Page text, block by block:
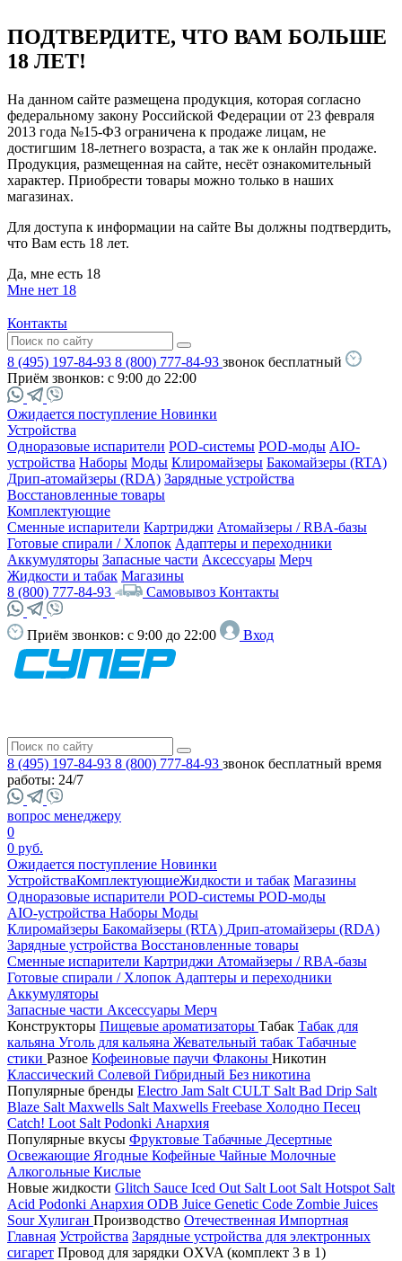
ПОДТВЕРДИТЕ, ЧТО ВАМ БОЛЬШЕ
18 ЛЕТ!
На данном сайте размещена продукция, которая согласно
федеральному закону Российской Федерации от 23 февраля
2013 года №15-ФЗ ограничена к продаже лицам, не
достигшим 18-летнего возраста, а так же к онлайн продаже.
Продукция, размещенная на сайте, несёт ознакомительный
характер. Приобрести товары можно только в наших
магазинах.
Для доступа к информации на сайте Вы должны подтвердить,
что Вам есть 18 лет.
Да, мне есть 18
Мне нет 18
Контакты
8 (495) 197-84-93 8 (800) 777-84-93 звонок бесплатный
Приём звонков: с 9:00 до 22:00
Ожидается поступление Новинки
Устройства
Одноразовые испарители POD-системы POD-моды AIO-
устройства Наборы Моды Клиромайзеры Бакомайзеры (RTA)
Дрип-атомайзеры (RDA) Зарядные устройства
Восстановленные товары
Комплектующие
Сменные испарители Картриджи Атомайзеры / RBA-базы
Готовые спирали / Хлопок Адаптеры и переходники
Аккумуляторы Запасные части Аксессуары Мерч
Жидкости и табак Магазины
8 (800) 777-84-93
Самовывоз Контакты
Приём звонков: с 9:00 до 22:00 Вход
8 (495) 197-84-93 8 (800) 777-84-93 звонок бесплатный время
работы: 24/7
вопрос менеджеру
0
0 руб.
Ожидается поступление Новинки
УстройстваКомплектующиеЖидкости и табак Магазины
Одноразовые испарители POD-системы POD-моды
AIO-устройства Наборы Моды
Клиромайзеры Бакомайзеры (RTA) Дрип-атомайзеры (RDA)
Зарядные устройства Восстановленные товары
Сменные испарители Картриджи Атомайзеры / RBA-базы
Готовые спирали / Хлопок Адаптеры и переходники
Аккумуляторы
Запасные части Аксессуары Мерч
Конструкторы Пищевые ароматизаторы Табак Табак для
кальяна Уголь для кальяна Жевательный табак Табачные
стики Разное Кофеиновые паучи Флаконы Никотин
Классический Солевой Гибридный Без никотина
Популярные бренды Electro Jam Salt CULT Salt Bad Drip Salt
Blaze Salt Maxwells Salt Maxwells Freebase Холодно Песец
Catch! Loot Salt Podonki Анархия
Популярные вкусы Фруктовые Табачные Десертные
Освежающие Ягодные Кофейные Чайные Молочные
Алкогольные Кислые
Новые жидкости Glitch Sauce Iced Out Salt Loot Salt Hotspot Salt
Acid Podonki Анархия ODB Juice Genetic Code Zombie Juices
Sour Хулиган Производство Отечественная Импортная
Главная Устройства Зарядные устройства для электронных
сигарет Провод для зарядки OXVA (комплект 3 в 1)